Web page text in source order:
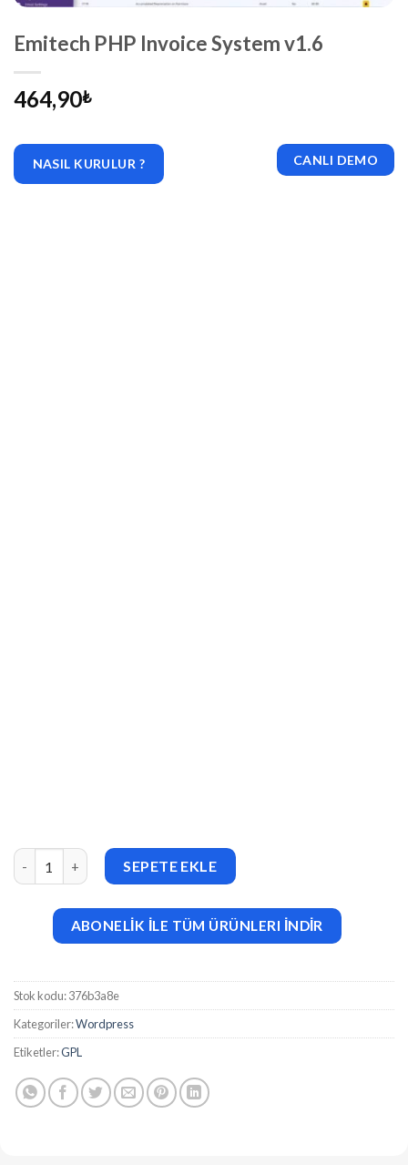
Emitech PHP Invoice System v1.6
464,90₺
NASIL KURULUR ? CANLI DEMO
Emitech PHP Invoice System v1.6 adet
SEPETE EKLE
ABONELİK İLE TÜM ÜRÜNLERI İNDİR
Stok kodu:376b3a8e
Kategoriler:Wordpress
Etiketler:GPL